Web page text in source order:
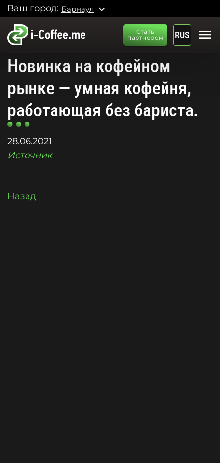
Ваш город: Барнаул expand_more
Стать
партнером
RUS menu
Новинка на кофейном
рынке — умная кофейня,
работающая без бариста.
28.06.2021
Источник
Назад